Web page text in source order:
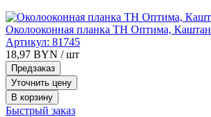
Околооконная планка ТН Оптима, Каштан
Артикул: 81745
18,97 BYN / шт
Предзаказ
Уточнить цену
В корзину
Быстрый заказ